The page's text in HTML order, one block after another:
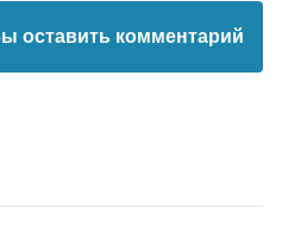
оставить комментарий